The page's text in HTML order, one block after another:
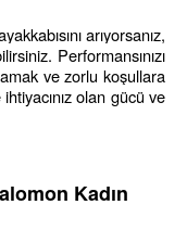
Performansınızı
ve zorlu koşullara
olan gücü ve
Kadın